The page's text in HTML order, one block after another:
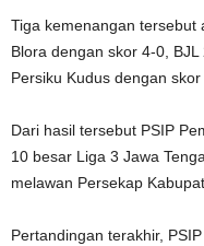
Tiga kemenangan tersebut
Blora dengan skor 4-0,
Persiku Kudus dengan skor
Dari hasil tersebut PSIP
10 besar Liga 3 Jawa
melawan Persekap
Pertandingan terakhir,